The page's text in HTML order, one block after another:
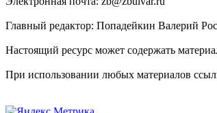
Главный редактор: Попадейкин Валерий
Настоящий ресурс может содержать
При использовании любых материалов